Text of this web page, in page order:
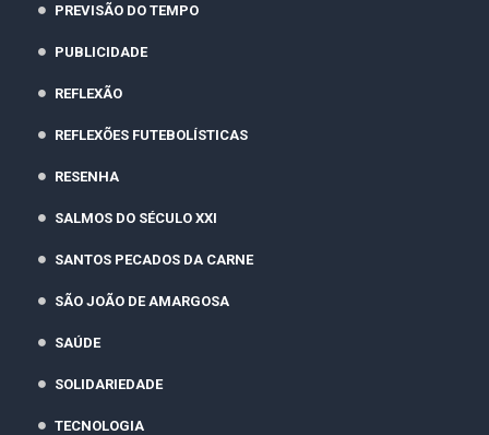
PREVISÃO DO TEMPO
PUBLICIDADE
REFLEXÃO
REFLEXÕES FUTEBOLÍSTICAS
RESENHA
SALMOS DO SÉCULO XXI
SANTOS PECADOS DA CARNE
SÃO JOÃO DE AMARGOSA
SAÚDE
SOLIDARIEDADE
TECNOLOGIA